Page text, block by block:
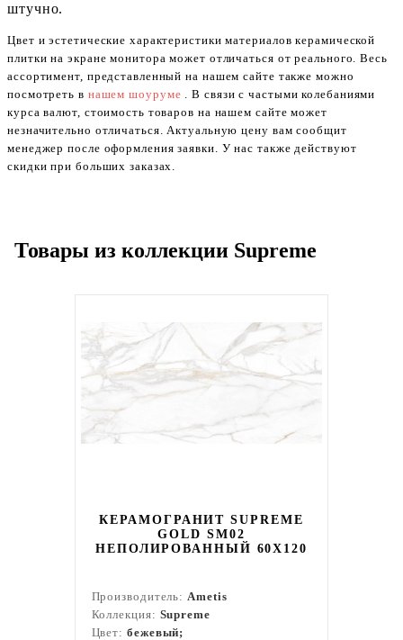
штучно.
Цвет и эстетические характеристики материалов керамической
плитки на экране монитора может отличаться от реального. Весь
ассортимент, представленный на нашем сайте также можно
посмотреть в нашем шоуруме . В связи с частыми колебаниями
курса валют, стоимость товаров на нашем сайте может
незначительно отличаться. Актуальную цену вам сообщит
менеджер после оформления заявки. У нас также действуют
скидки при больших заказах.
Товары из коллекции Supreme
КЕРАМОГРАНИТ SUPREME
GOLD SM02
НЕПОЛИРОВАННЫЙ 60X120
Производитель:Ametis
Коллекция: Supreme
Цвет: бежевый;